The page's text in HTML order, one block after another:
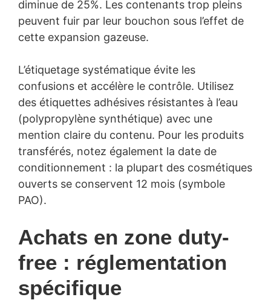
diminue de 25%. Les contenants trop pleins
peuvent fuir par leur bouchon sous l’effet de
cette expansion gazeuse.
L’étiquetage systématique évite les
confusions et accélère le contrôle. Utilisez
des étiquettes adhésives résistantes à l’eau
(polypropylène synthétique) avec une
mention claire du contenu. Pour les produits
transférés, notez également la date de
conditionnement : la plupart des cosmétiques
ouverts se conservent 12 mois (symbole
PAO).
Achats en zone duty-
free : réglementation
spécifique